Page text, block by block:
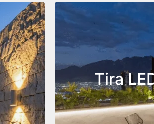
de
Tira
Nuestra tira LED
especiales para